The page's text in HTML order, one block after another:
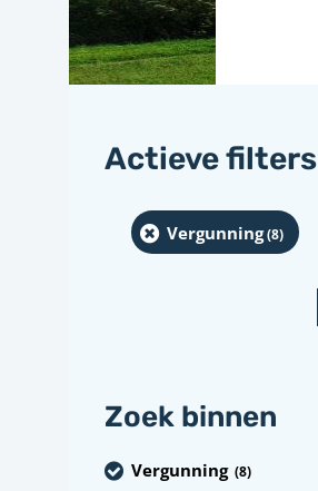
Actieve filters
Vergunning(8)
Zoek binnen
Vergunning (8)